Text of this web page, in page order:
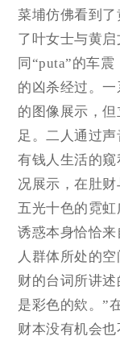
菜埔仿佛看到
了叶女士与黄
同“puta”的车
的凶杀经过。
的图像展示，
足。二人通过
有钱人生活的
况展示，在肚
五光十色的霓
诱惑本身恰恰
人群体所处的
财的台词所讲
是彩色的欸。”
财本没有机会